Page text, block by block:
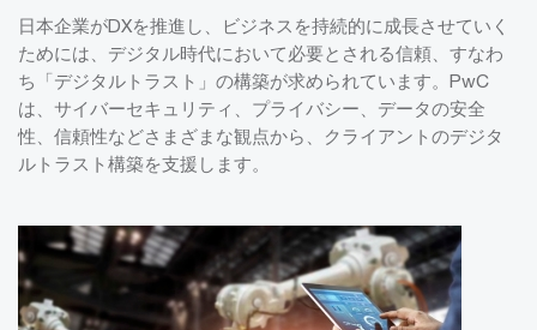
日本企業がDXを推進し、ビジネスを持続的に成長させていく
ためには、デジタル時代において必要とされる信頼、すなわ
ち「デジタルトラスト」の構築が求められています。PwC
は、サイバーセキュリティ、プライバシー、データの安全
性、信頼性などさまざまな観点から、クライアントのデジタ
ルトラスト構築を支援します。